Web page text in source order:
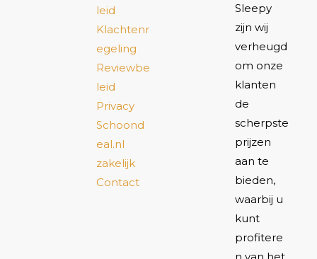
leid
Klachtenr
egeling
Reviewbe
leid
Privacy
Schoond
eal.nl
zakelijk
Contact
Sleepy
zijn wij
verheugd
om onze
klanten
de
scherpste
prijzen
aan te
bieden,
waarbij u
kunt
profitere